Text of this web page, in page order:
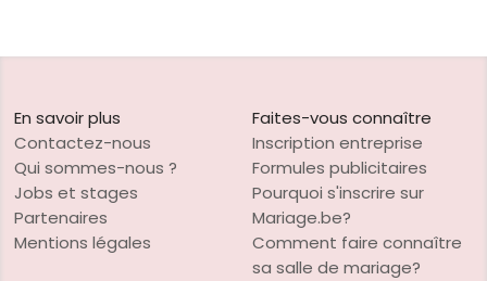
En savoir plus
Contactez-nous
Qui sommes-nous ?
Jobs et stages
Partenaires
Mentions légales
Faites-vous connaître
Inscription entreprise
Formules publicitaires
Pourquoi s'inscrire sur
Mariage.be?
Comment faire connaître
sa salle de mariage?